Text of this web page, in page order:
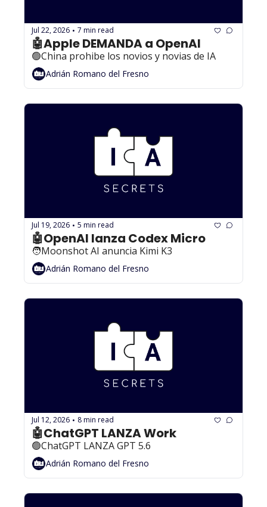
Jul 22, 2026 • 7 min read
🤖Apple DEMANDA a OpenAI
🟢China prohibe los novios y novias de IA
Adrián Romano del Fresno
Jul 19, 2026 • 5 min read
🤖OpenAI lanza Codex Micro
🧑Moonshot AI anuncia Kimi K3
Adrián Romano del Fresno
Jul 12, 2026 • 8 min read
🤖ChatGPT LANZA Work
🟢ChatGPT LANZA GPT 5.6
Adrián Romano del Fresno